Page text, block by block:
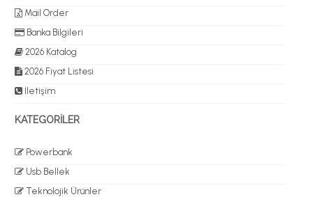
Mail Order
Banka Bilgileri
2026 Katalog
2026 Fiyat Listesi
İletişim
KATEGORİLER
Powerbank
Usb Bellek
Teknolojik Ürünler